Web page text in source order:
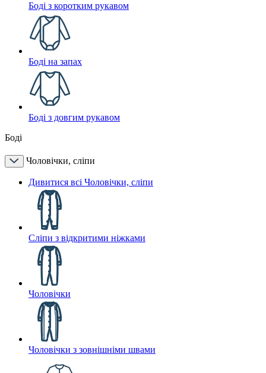
Боді з коротким рукавом
Боді на запах
Боді з довгим рукавом
Боді
Чоловічки, сліпи
Дивитися всі Чоловічки, сліпи
Сліпи з відкритими ніжками
Чоловічки
Чоловічки з зовнішніми швами